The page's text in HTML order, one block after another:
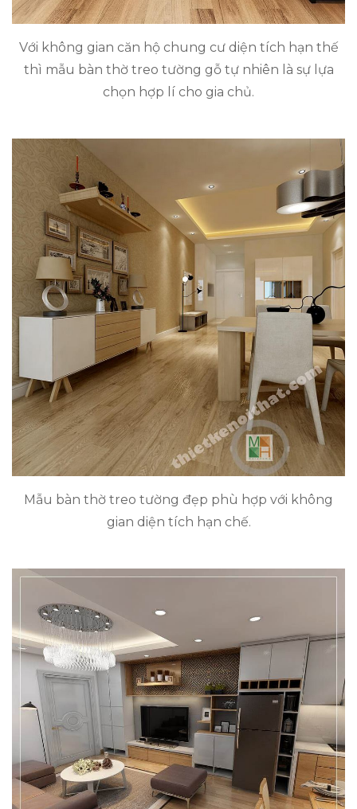
Với không gian căn hộ chung cư diện tích hạn thế
thì mẫu bàn thờ treo tường gỗ tự nhiên là sự lựa
chọn hợp lí cho gia chủ.
Mẫu bàn thờ treo tường đẹp phù hợp với không
gian diện tích hạn chế.